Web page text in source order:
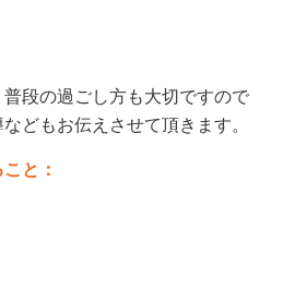
段の過ごし方も大切ですので
どもお伝えさせて頂きます。
と：